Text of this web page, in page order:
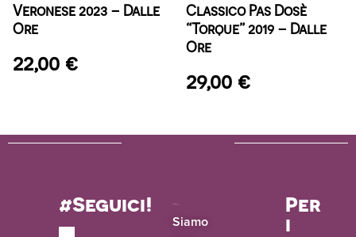
Veronese 2023 – Dalle
Ore
22,00 €
Classico Pas Dosè
“Torque” 2019 – Dalle
Ore
29,00 €
Siamo
Per
i
#Seguici!